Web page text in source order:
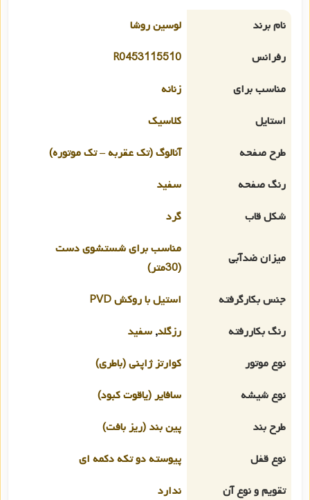
نام برند
لوسین روشا
رفرانس
R0453115510
مناسب برای
زنانه
استایل
کلاسیک
طرح صفحه
آنالوگ (تک عقربه – تک موتوره)
رنگ صفحه
سفید
شکل قاب
گرد
میزان ضدآبی
مناسب برای شستشوی دست
(30متر)
جنس بکارگرفته
استیل با روکش PVD
رنگ بکاررفته
رزگلد, سفید
نوع موتور
کوارتز ژاپنی (باطری)
نوع شیشه
سافایر (یاقوت کبود)
طرح بند
پین بند (ریز بافت)
نوع قفل
پیوسته دو تکه دکمه ای
تقویم و نوع آن
ندارد